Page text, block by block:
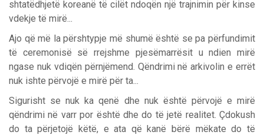
shtatëdhjetë koreanë të cilët ndoqën një trajnimin për kinse
vdekje të mirë...
Ajo që më la përshtypje më shumë është se pa përfundimit
të ceremonisë së rrejshme pjesëmarrësit u ndien mirë
ngase nuk vdiqën përnjëmend. Qëndrimi në arkivolin e errët
nuk ishte përvojë e mirë për ta...
Sigurisht se nuk ka qenë dhe nuk është përvojë e mirë
qëndrimi në varr por është dhe do të jetë realitet. Çdokush
do ta përjetojë këtë, e ata që kanë bërë mëkate do të